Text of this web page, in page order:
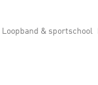
Loopband & sportschool